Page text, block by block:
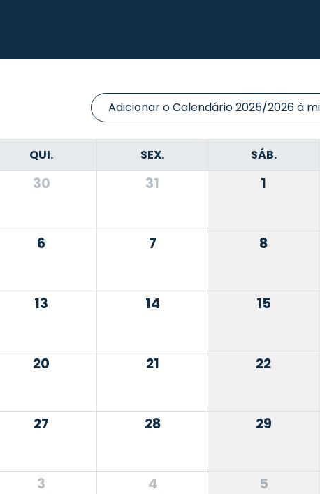
Adicionar o Calendário 2025/2026 à
QUI. SEX. SÁB.
30 31 1
6 7 8
13 14 15
20 21 22
27 28 29
3 4 5